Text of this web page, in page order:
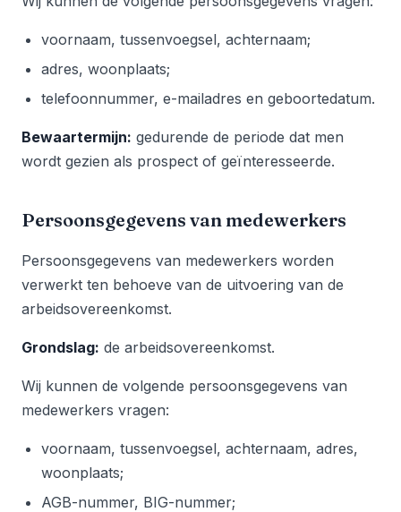
voornaam, tussenvoegsel, achternaam;
adres, woonplaats;
telefoonnummer, e-mailadres en geboortedatum.
Bewaartermijn: gedurende de periode dat men
wordt gezien als prospect of geïnteresseerde.
Persoonsgegevens van medewerkers
Persoonsgegevens van medewerkers worden
verwerkt ten behoeve van de uitvoering van de
arbeidsovereenkomst.
Grondslag: de arbeidsovereenkomst.
Wij kunnen de volgende persoonsgegevens van
medewerkers vragen:
voornaam, tussenvoegsel, achternaam, adres,
woonplaats;
AGB-nummer, BIG-nummer;